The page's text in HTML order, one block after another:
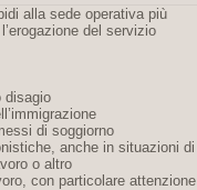
alla sede operativa più
del servizio
disagio
di soggiorno
anche in situazioni di
o altro
con particolare attenzione